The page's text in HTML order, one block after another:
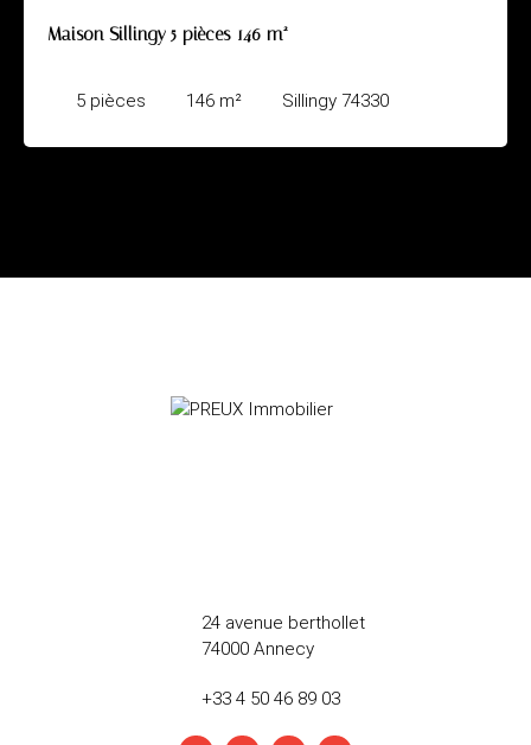
Maison Sillingy 5 pièces 146 m²
5 pièces 146 m² Sillingy 74330
24 avenue berthollet
74000 Annecy
+33 4 50 46 89 03